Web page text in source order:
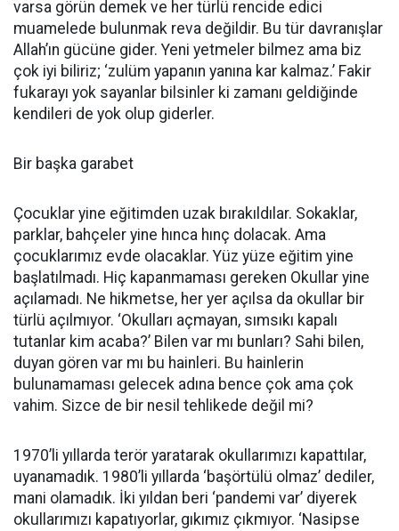
varsa görün demek ve her türlü rencide edici
muamelede bulunmak reva değildir. Bu tür davranışlar
Allah’ın gücüne gider. Yeni yetmeler bilmez ama biz
çok iyi biliriz; ‘zulüm yapanın yanına kar kalmaz.’ Fakir
fukarayı yok sayanlar bilsinler ki zamanı geldiğinde
kendileri de yok olup giderler.
Bir başka garabet
Çocuklar yine eğitimden uzak bırakıldılar. Sokaklar,
parklar, bahçeler yine hınca hınç dolacak. Ama
çocuklarımız evde olacaklar. Yüz yüze eğitim yine
başlatılmadı. Hiç kapanmaması gereken Okullar yine
açılamadı. Ne hikmetse, her yer açılsa da okullar bir
türlü açılmıyor. ‘Okulları açmayan, sımsıkı kapalı
tutanlar kim acaba?’ Bilen var mı bunları? Sahi bilen,
duyan gören var mı bu hainleri. Bu hainlerin
bulunamaması gelecek adına bence çok ama çok
vahim. Sizce de bir nesil tehlikede değil mi?
1970’li yıllarda terör yaratarak okullarımızı kapattılar,
uyanamadık. 1980’li yıllarda ‘başörtülü olmaz’ dediler,
mani olamadık. İki yıldan beri ‘pandemi var’ diyerek
okullarımızı kapatıyorlar, gıkımız çıkmıyor. ‘Nasipse